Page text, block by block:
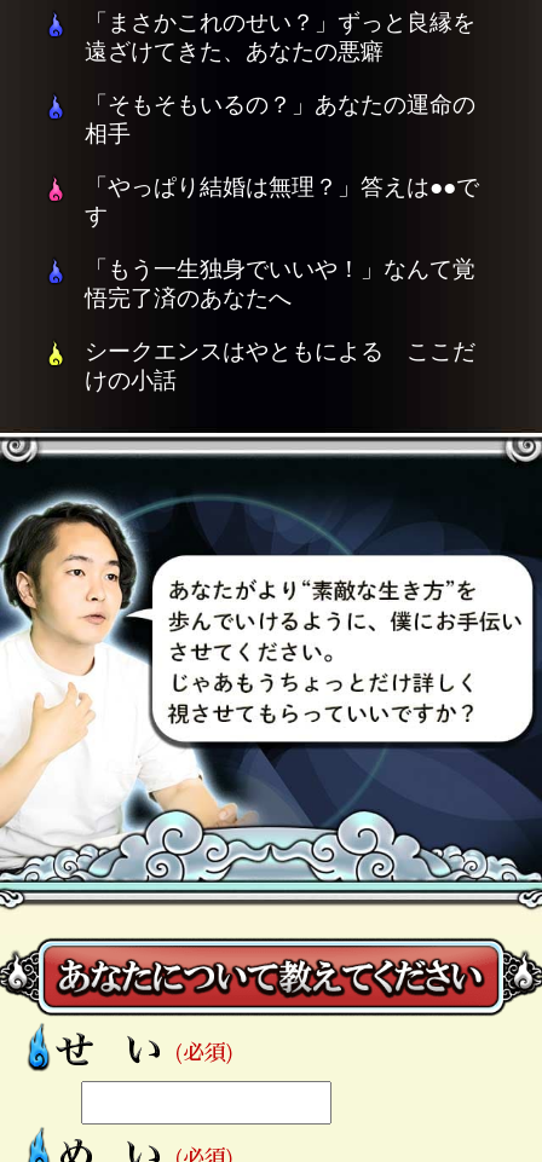
「まさかこれのせい？」ずっと良縁を
遠ざけてきた、あなたの悪癖
「そもそもいるの？」あなたの運命の
相手
「やっぱり結婚は無理？」答えは●●で
す
「もう一生独身でいいや！」なんて覚
悟完了済のあなたへ
シークエンスはやともによる ここだ
けの小話